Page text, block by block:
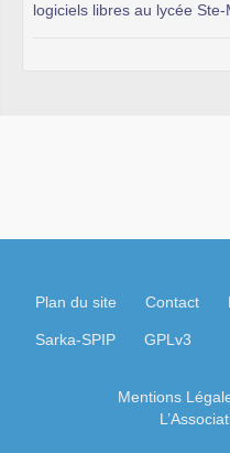
logiciels libres au lycée
Plan du site Contact
Sarka-SPIP GPLv3
Mentions